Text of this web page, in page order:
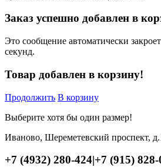
Заказ успешно добавлен в
Это сообщение автоматически
секунд.
Товар добавлен в корзину!
Продолжить В корзину
Выберите хотя бы один размер!
Иваново, Шереметевский проспект,
+7 (4932) 280-424|+7 (915)